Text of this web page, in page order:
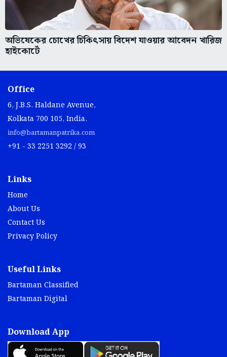
অভিষেকের চোখের চিকিৎসায় বিদেশ যাওয়ার আবেদন খারিজ
হাইকোর্টে
Office
6, J.B.S. Haldane Avenue,
Kolkata 700 105, India.
info@bartamanpatrika.com
+91 - 33 2251 3292 / 93
Links
Home
About Us
Contact Us
Privacy Policy
Useful Links
Bartaman Classified
Bartaman Digital
Download App